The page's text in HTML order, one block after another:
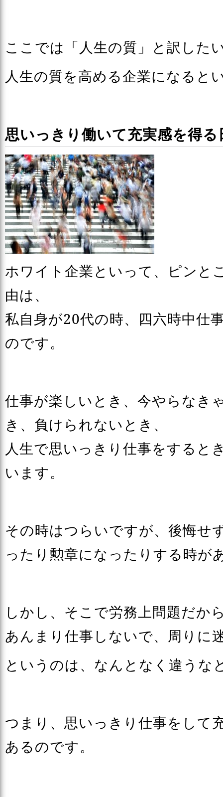
ここでは「人生の質」と訳した
人生の質を高める企業になると
思いっきり働いて充実感を得
ホワイト企業といって、ピンと
由は、
私自身が20代の時、四六時中仕
のです。
仕事が楽しいとき、今やらなき
き、負けられないとき、
人生で思いっきり仕事をすると
います。
その時はつらいですが、後悔せ
ったり勲章になったりする時が
しかし、そこで労務上問題だか
あんまり仕事しないで、周りに
というのは、なんとなく違うな
つまり、思いっきり仕事をして
あるのです。